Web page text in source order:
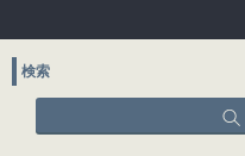
検索